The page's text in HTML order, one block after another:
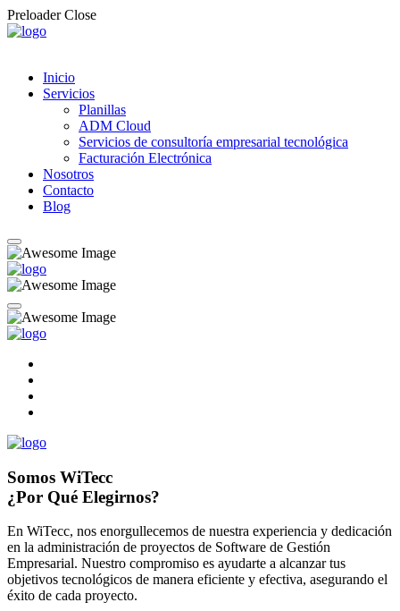
Preloader Close
Inicio
Servicios
Planillas
ADM Cloud
Servicios de consultoría empresarial tecnológica
Facturación Electrónica
Nosotros
Contacto
Blog
Somos WiTecc
¿Por Qué Elegirnos?
En WiTecc, nos enorgullecemos de nuestra experiencia y dedicación
en la administración de proyectos de Software de Gestión
Empresarial. Nuestro compromiso es ayudarte a alcanzar tus
objetivos tecnológicos de manera eficiente y efectiva, asegurando el
éxito de cada proyecto.